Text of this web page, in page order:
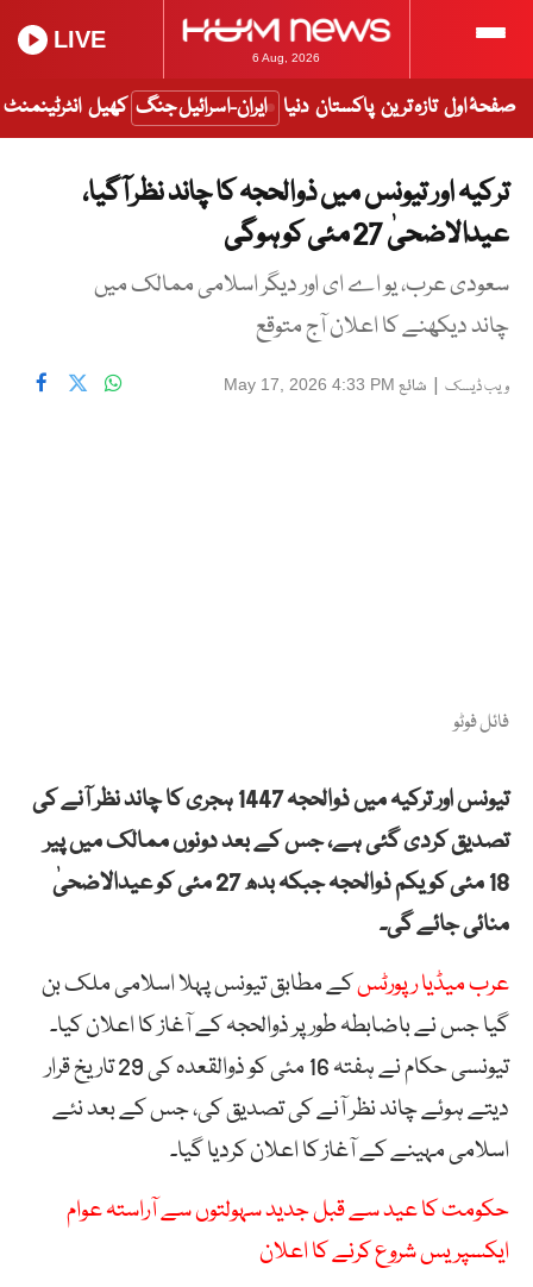
6 Aug, 2026
LIVE
صفحۂ اول تازہ ترین پاکستان دنیا ایران-اسرائیل جنگ کھیل انٹرٹینمنٹ
ترکیہ اور تیونس میں ذوالحجہ کا چاند نظر آگیا،
عیدالاضحیٰ 27 مئی کو ہوگی
سعودی عرب، یو اے ای اور دیگر اسلامی ممالک میں
چاند دیکھنے کا اعلان آج متوقع
ویب ڈیسک | شائع May 17, 2026 4:33 PM
فائل فوٹو
تیونس اور ترکیہ میں ذوالحجہ 1447 ہجری کا چاند نظر آنے کی
تصدیق کردی گئی ہے، جس کے بعد دونوں ممالک میں پیر
18 مئی کو یکم ذوالحجہ جبکہ بدھ 27 مئی کو عیدالاضحیٰ
منائی جائے گی۔
عرب میڈیا رپورٹسکے مطابق تیونس پہلا اسلامی ملک بن
گیا جس نے باضابطہ طور پر ذوالحجہ کے آغاز کا اعلان کیا۔
تیونسی حکام نے ہفتہ 16 مئی کو ذوالقعدہ کی 29 تاریخ قرار
دیتے ہوئے چاند نظر آنے کی تصدیق کی، جس کے بعد نئے
اسلامی مہینے کے آغاز کا اعلان کردیا گیا۔
حکومت کا عید سے قبل جدید سہولتوں سے آراستہ عوام
ایکسپریس شروع کرنے کا اعلان